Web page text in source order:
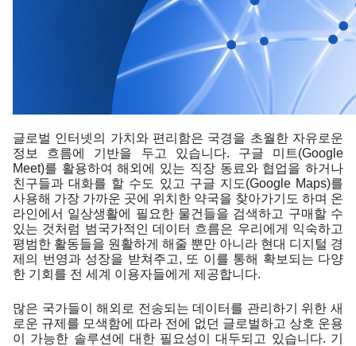
글로벌 인터넷의 가치와 편리함은 국경을 초월한 자유로운
정보 흐름에 기반을 두고 있습니다. 구글 미트(Google
Meet)를 활용하여 해외에 있는 직장 동료와 협업을 하거나
친구들과 대화를 할 수도 있고 구글 지도(Google Maps)를
사용해 가장 가까운 곳에 위치한 약국을 찾아가기도 하며 온
라인에서 일상생활에 필요한 물건들을 검색하고 구매할 수
있는 것처럼 범국가적인 데이터 흐름은 우리에게 익숙하고
평범한 활동들을 원활하게 해줄 뿐만 아니라 현대 디지털 경
제의 번영과 성장을 받쳐주고, 또 이를 통해 확보되는 다양
한 기회를 전 세계 이용자들에게 제공합니다.
많은 국가들이 해외로 전송되는 데이터를 관리하기 위한 새
로운 규제를 모색함에 따라 전에 없던 글로벌하고 상호 운용
이 가능한 솔루션에 대한 필요성이 대두되고 있습니다. 기